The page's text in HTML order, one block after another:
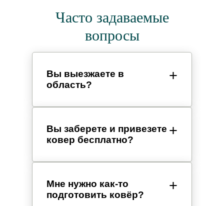
Часто задаваемые
вопросы
Вы выезжаете в
область?
Вы заберете и привезете
ковер бесплатно?
Мне нужно как-то
подготовить ковёр?